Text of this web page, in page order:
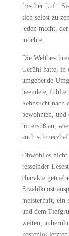
frischer Luft.
sich selbst zu
jeden macht,
möchte.
Die
Gefühl hatte, in
umgebende
beendete,
Sehnsucht nach
bewohnten, und
bittersüß an,
auch
Obwohl es nicht
fesselnder
Erzählkunst
meisterhaft, ein
und dem
weiten,
kostenlos